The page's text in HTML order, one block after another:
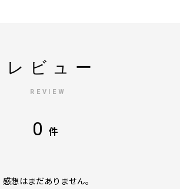
レビュー
REVIEW
0 件
感想はまだありません。